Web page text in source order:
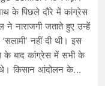
के पिछले दौरे में कांग्रेस
ने नाराजगी जताते हुए उन्हें
‘सलामी’ नहीं दी थी। इस
के बाद कांग्रेस में सभी के
किसान आंदोलन के…